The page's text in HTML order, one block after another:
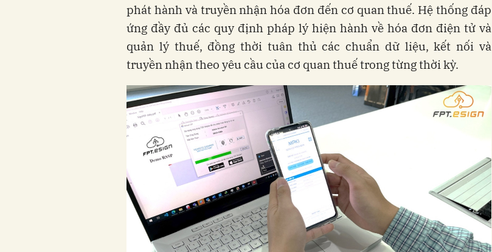
phát hành và truyền nhận hóa đơn đến cơ quan thuế. Hệ thống đáp
ứng đầy đủ các quy định pháp lý hiện hành về hóa đơn điện tử và
quản lý thuế, đồng thời tuân thủ các chuẩn dữ liệu, kết nối và
truyền nhận theo yêu cầu của cơ quan thuế trong từng thời kỳ.